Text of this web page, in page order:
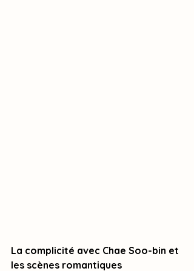
La complicité avec Chae Soo-bin et
les scènes romantiques